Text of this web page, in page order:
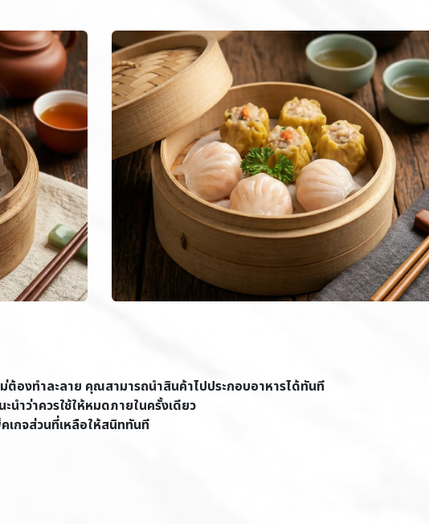
องทำละลาย คุณสามารถนำสินค้าไปประกอบอาหารได้ทันที
ำว่าควรใช้ให้หมดภายในครั้งเดียว
กจส่วนที่เหลือให้สนิททันที